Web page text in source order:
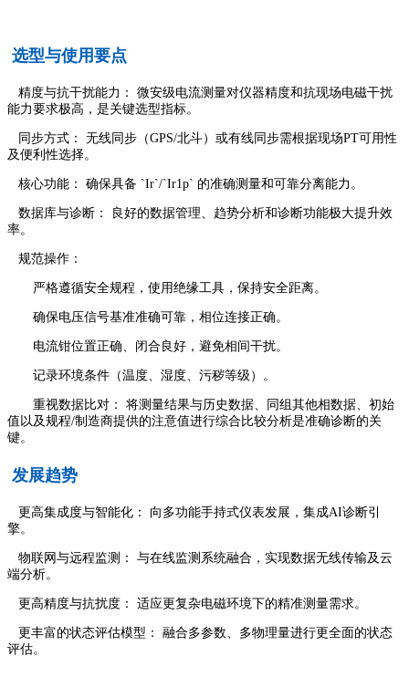
选型与使用要点
精度与抗干扰能力： 微安级电流测量对仪器精度和抗现场电磁干扰
能力要求极高，是关键选型指标。
同步方式： 无线同步（GPS/北斗）或有线同步需根据现场PT可用性
及便利性选择。
核心功能： 确保具备 `Ir`/`Ir1p` 的准确测量和可靠分离能力。
数据库与诊断： 良好的数据管理、趋势分析和诊断功能极大提升效
率。
规范操作：
严格遵循安全规程，使用绝缘工具，保持安全距离。
确保电压信号基准准确可靠，相位连接正确。
电流钳位置正确、闭合良好，避免相间干扰。
记录环境条件（温度、湿度、污秽等级）。
重视数据比对： 将测量结果与历史数据、同组其他相数据、初始
值以及规程/制造商提供的注意值进行综合比较分析是准确诊断的关
键。
发展趋势
更高集成度与智能化： 向多功能手持式仪表发展，集成AI诊断引
擎。
物联网与远程监测： 与在线监测系统融合，实现数据无线传输及云
端分析。
更高精度与抗扰度： 适应更复杂电磁环境下的精准测量需求。
更丰富的状态评估模型： 融合多参数、多物理量进行更全面的状态
评估。